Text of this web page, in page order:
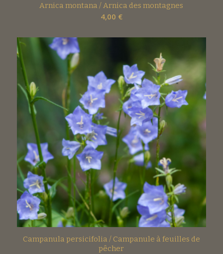
Arnica montana / Arnica des montagnes
4,00 €
Campanula persicifolia / Campanule à feuilles de
pêcher